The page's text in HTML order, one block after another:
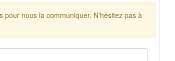
nous la communiquer. N'hésitez pas à